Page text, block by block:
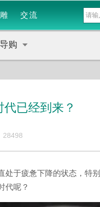
交流
购
已经到来？
28498
处于疲惫下降的状态，特
代呢？